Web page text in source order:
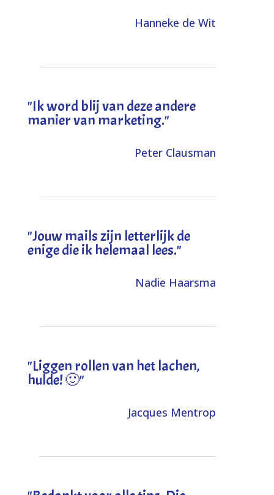
Hanneke de Wit
"Ik word blij van deze andere
manier van marketing."
Peter Clausman
"Jouw mails zijn letterlijk de
enige die ik helemaal lees."
Nadie Haarsma
"Liggen rollen van het lachen,
hulde! 🙂"
Jacques Mentrop